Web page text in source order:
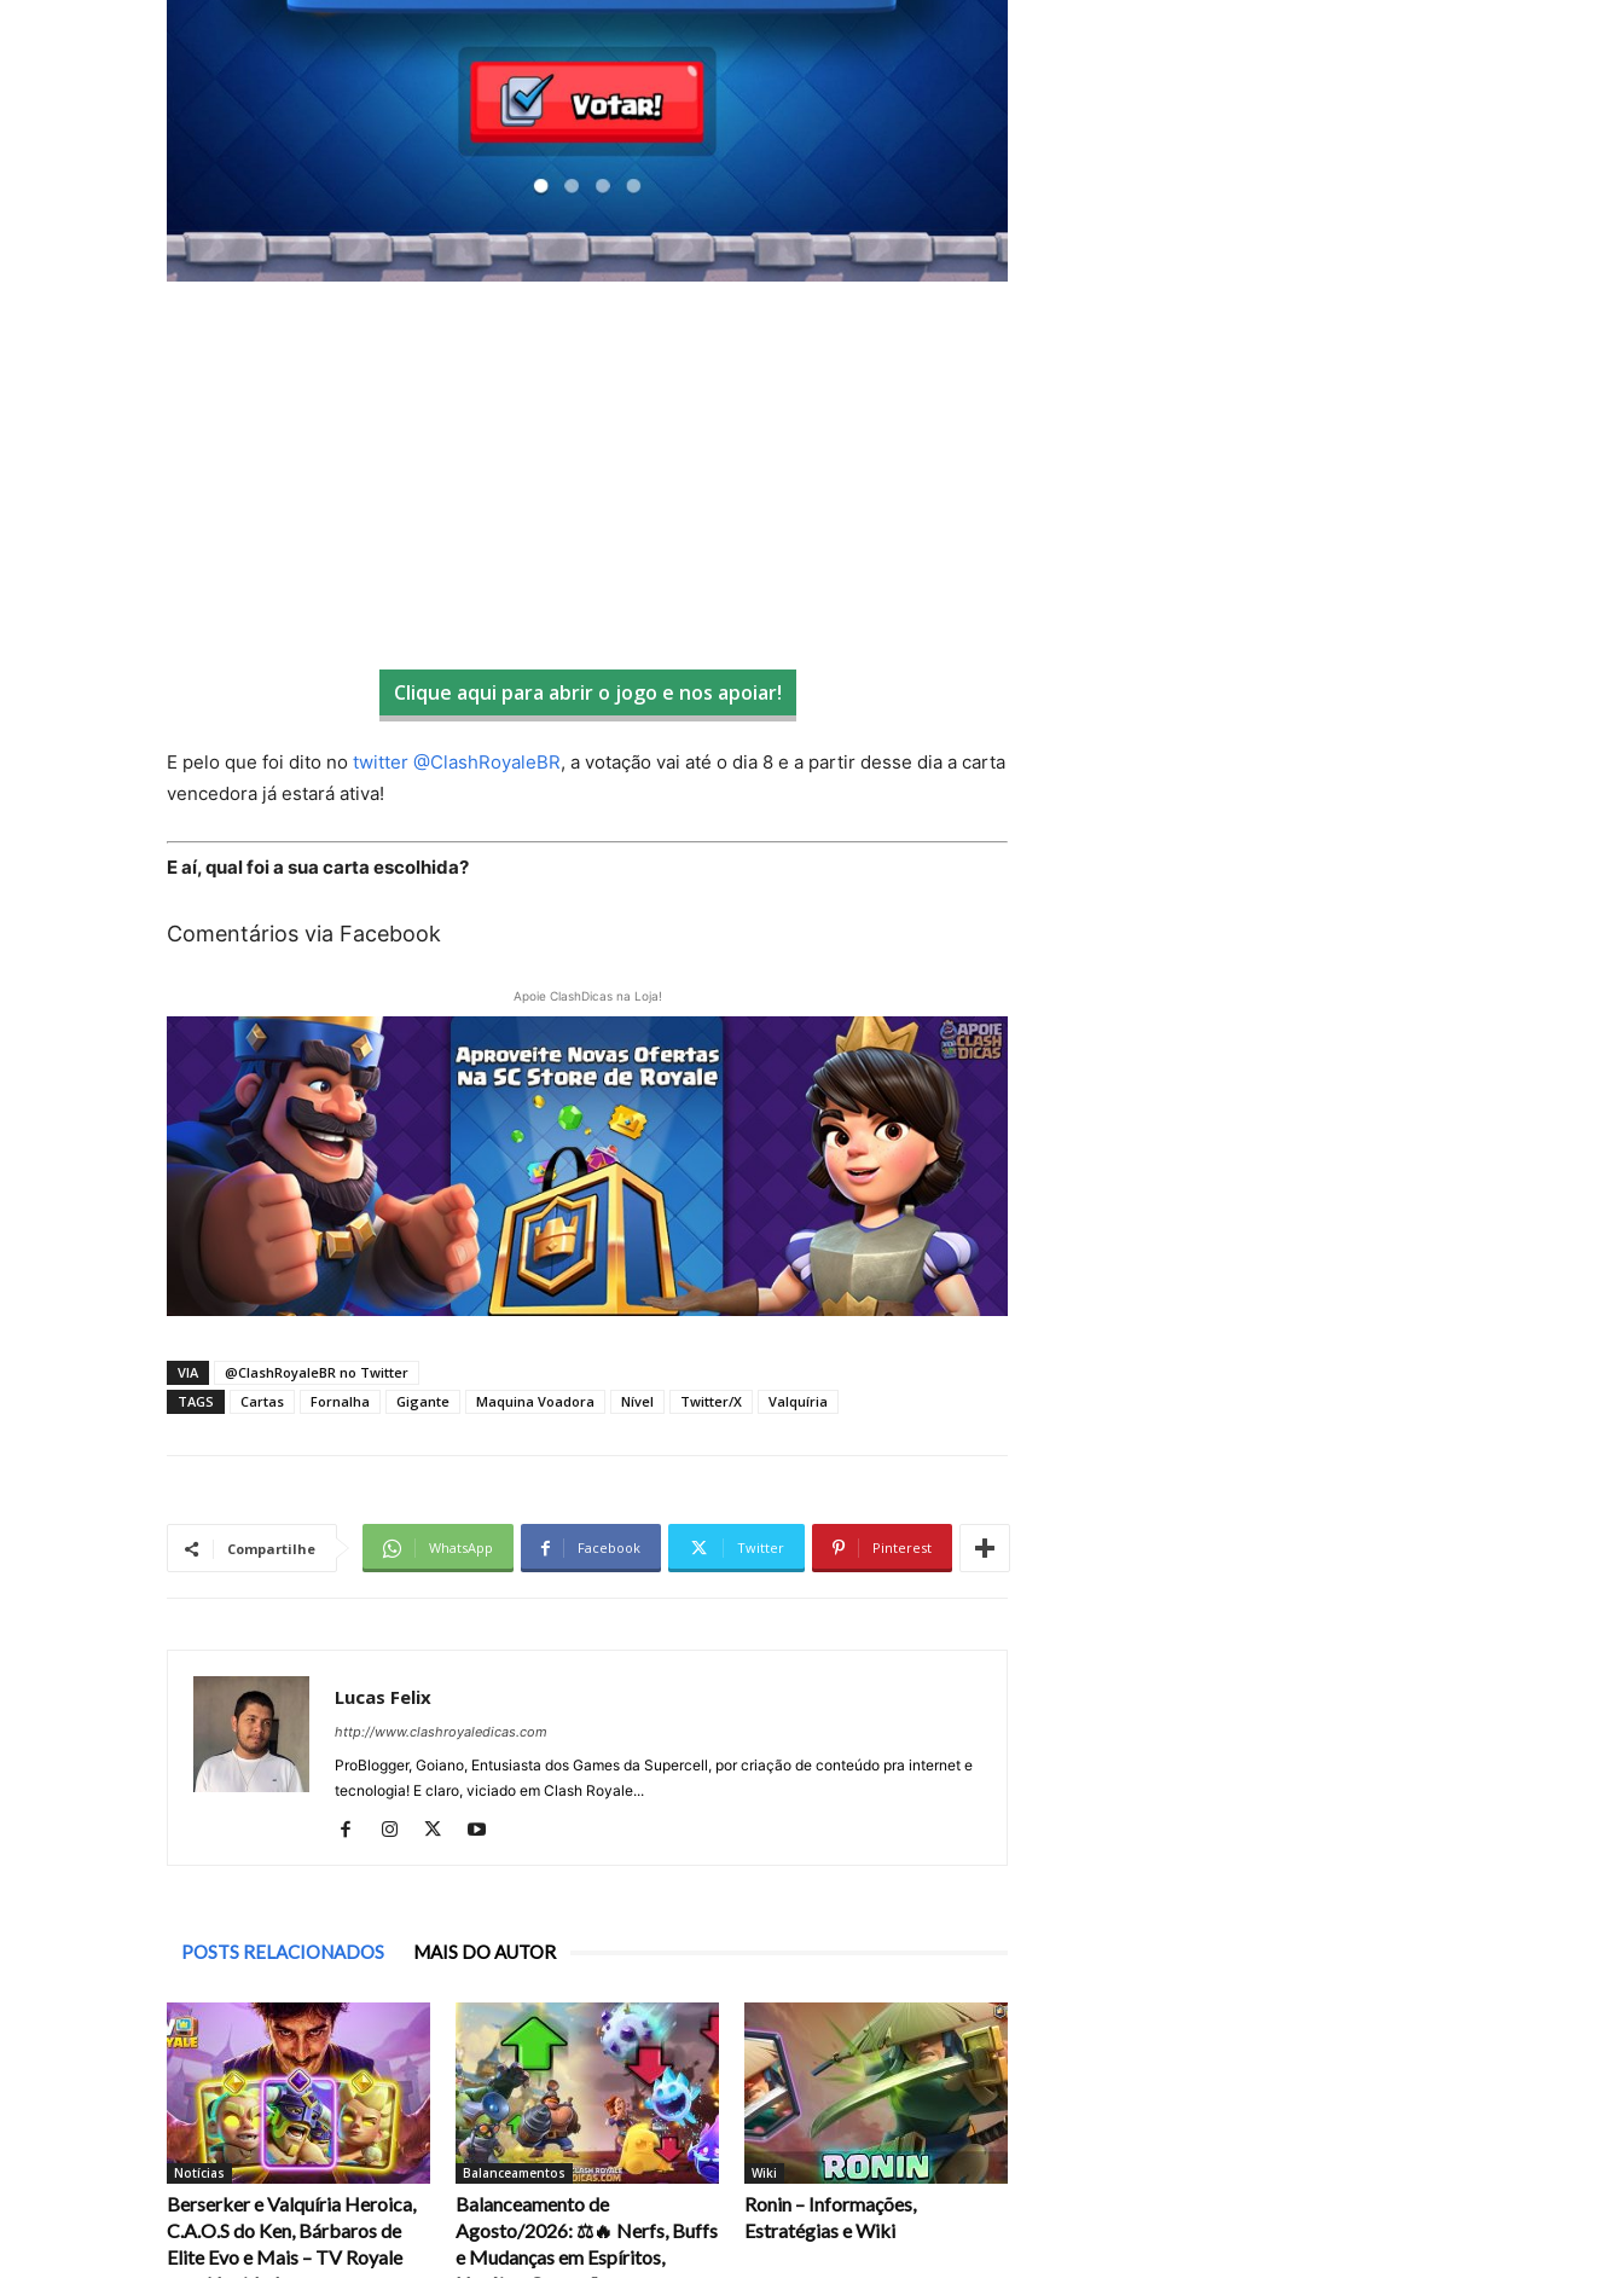
Clique aqui para abrir o jogo e nos apoiar!
E pelo que foi dito no twitter @ClashRoyaleBR, a votação vai até o dia 8 e a partir desse dia a carta
vencedora já estará ativa!
E aí, qual foi a sua carta escolhida?
Comentários via Facebook
Apoie ClashDicas na Loja!
VIA
@ClashRoyaleBR no Twitter
TAGS
Cartas Fornalha Gigante Maquina Voadora Nível Twitter/X Valquíria
Compartilhe WhatsApp Facebook Twitter Pinterest
Lucas Felix
http://www.clashroyaledicas.com
ProBlogger, Goiano, Entusiasta dos Games da Supercell, por criação de conteúdo pra internet e
tecnologia! E claro, viciado em Clash Royale...
POSTS RELACIONADOS MAIS DO AUTOR
Notícias
Berserker e Valquíria Heroica,
C.A.O.S do Ken, Bárbaros de
Elite Evo e Mais – TV Royale
Balanceamentos
Balanceamento de
Agosto/2026: ⚖️🔥 Nerfs, Buffs
e Mudanças em Espíritos,
Wiki
Ronin – Informações,
Estratégias e Wiki